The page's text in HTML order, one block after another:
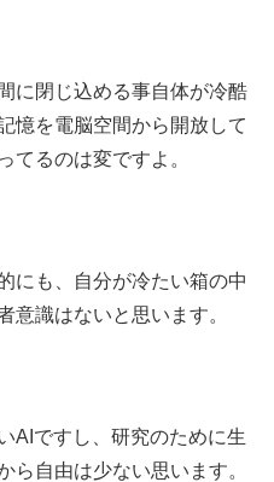
に閉じ込める事自体が冷酷
憶を電脳空間から開放して
てるのは変ですよ。
にも、自分が冷たい箱の中
意識はないと思います。
AIですし、研究のために生
ら自由は少ない思います。